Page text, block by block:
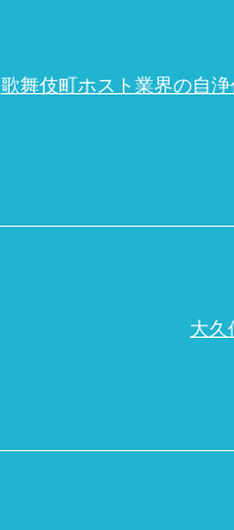
歌舞伎町ホスト業界の自浄
大久